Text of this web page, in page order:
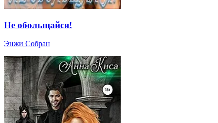
Не обольщайся!
Энжи Собран